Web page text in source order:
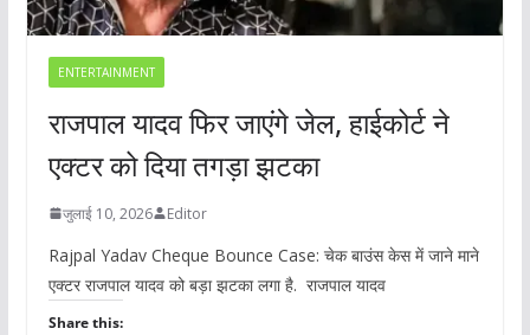
ENTERTAINMENT
राजपाल यादव फिर जाएंगे जेल, हाईकोर्ट ने
एक्टर को दिया तगड़ा झटका
जुलाई 10, 2026 Editor
Rajpal Yadav Cheque Bounce Case: चेक बाउंस केस में जाने माने
एक्टर राजपाल यादव को बड़ा झटका लगा है. राजपाल यादव
Share this: